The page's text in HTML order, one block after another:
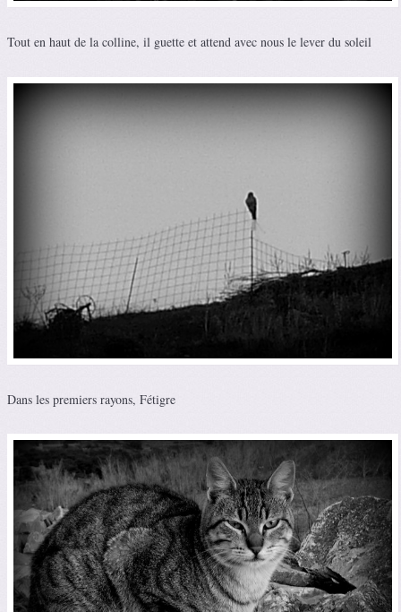
Tout en haut de la colline, il guette et attend avec nous le lever du soleil
Dans les premiers rayons, Fétigre